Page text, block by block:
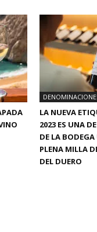
LA NUEVA
2023 ES UNA
DE LA
PLENA MILLA
DEL DUERO